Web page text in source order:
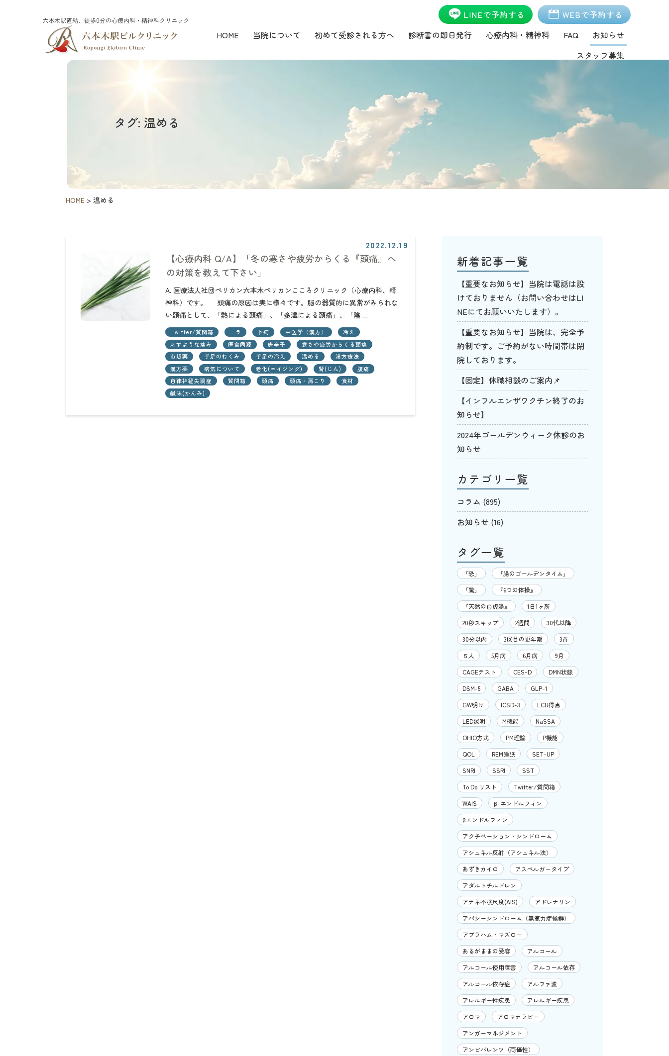
六本木駅直結、徒歩0分の心療内科・精神科クリニック LINEで予約する
WEBで予約する
HOME
当院について 初めて受診される方へ 診断書の即日発行 心療内科・精神科 FAQ
お知らせ
スタッフ募集
タグ: 温める
HOME > 温める
2022.12.19
【心療内科 Q/A】「冬の寒さや疲労からくる『頭痛』へ
の対策を教えて下さい」
A. 医療法人社団ペリカン六本木ペリカンこころクリニック（心療内科、精
神科）です。 頭痛の原因は実に様々です。脳の器質的に異常がみられな
い頭痛として、「熱による頭痛」、「多湿による頭痛」、「陰 …
Twitter/質問箱 ニラ 下痢 中医学（漢方）
冷え
刺すような痛み
医食同源 唐辛子
寒さや疲労からくる頭痛
市販薬
手足のむくみ 手足の冷え 温める
漢方療法
漢方薬
病気について 老化(エイジング) 腎(じん)
腹痛
自律神経失調症
質問箱 頭痛 頭痛・肩こり
食材
鹹味(かんみ)
新着記事一覧
【重要なお知らせ】当院は電話は設
けておりません（お問い合わせはLI
NEにてお願いいたします）。
【重要なお知らせ】当院は、完全予
約制です。ご予約がない時間帯は閉
院しております。
【固定】休職相談のご案内📌
【インフルエンザワクチン終了のお
知らせ】
2024年ゴールデンウィーク休診のお
知らせ
カテゴリ一覧
コラム (895)
お知らせ (16)
タグ一覧
「恐」
「腸のゴールデンタイム」
「驚」
『6つの体操』
『天然の白虎湯』
1日1ヶ所
20秒スキップ
2週間
30代以降
30分以内
3回目の更年期
3首
５人
5月病 6月病
9月
CAGEテスト
CES-D
DMN状態
DSM-5
GABA
GLP-1
GW明け
ICSD-3
LCU得点
LED照明
M機能
NaSSA
OHIO方式
PM理論
P機能
QOL
REM睡眠
SET-UP
SNRI
SSRI
SST
To Do リスト
Twitter/質問箱
WAIS
β-エンドルフィン
βエンドルフィン
アクチベーション・シンドローム
アシュネル反射（アシュネル法）
あずきカイロ
アスペルガータイプ
アダルトチルドレン
アテネ不眠尺度(AIS)
アドレナリン
アパシーシンドローム（無気力症候群）
アブラハム・マズロー
あるがままの受容
アルコール
アルコール使用障害
アルコール依存
アルコール依存症
アルファ波
アレルギー性疾患
アレルギー疾患
アロマ
アロマテラピー
アンガーマネジメント
アンビバレンツ（両価性）